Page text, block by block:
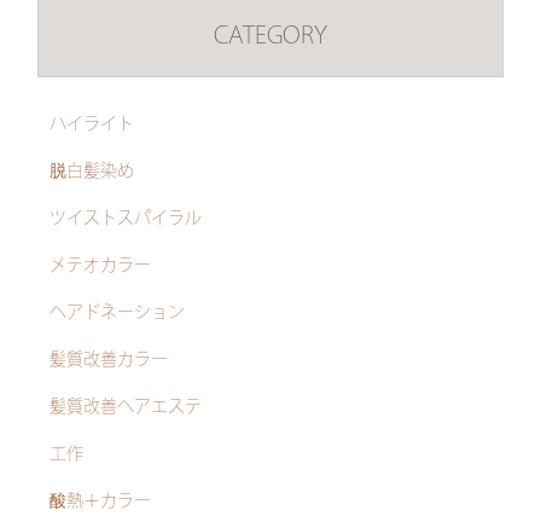
CATEGORY
ハイライト
脱白髪染め
ツイストスパイラル
メテオカラー
ヘアドネーション
髪質改善カラー
髪質改善ヘアエステ
工作
酸熱＋カラー